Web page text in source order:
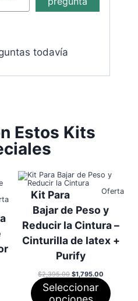
todavía
Estos Kits
Producto
Oferta
Kit Para
Bajar de Peso y
Reducir la Cintura –
Cinturilla de latex +
Purify
$2,395.00El
precio
original
era:
$1,795.00
precio
actual
es:
Seleccionar